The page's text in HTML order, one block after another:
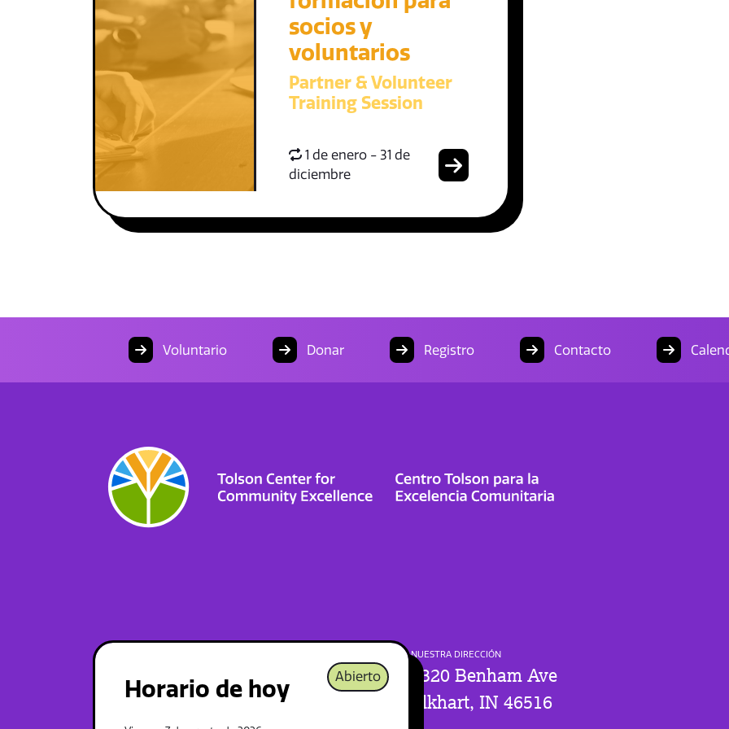
socios y
voluntarios
Partner & Volunteer
Training Session
1 de enero - 31 de
diciembre
Voluntario Donar Registro Contacto
Horario de hoy Abierto
NUESTRA DIRECCIÓN
1320 Benham Ave
Elkhart, IN 46516